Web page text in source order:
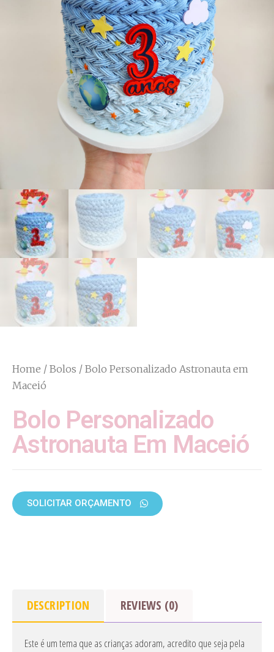
Home / Bolos / Bolo Personalizado Astronauta em
Maceió
Bolo Personalizado
Astronauta Em Maceió
SOLICITAR ORÇAMENTO
DESCRIPTION REVIEWS (0)
Este é um tema que as crianças adoram, acredito que seja pela